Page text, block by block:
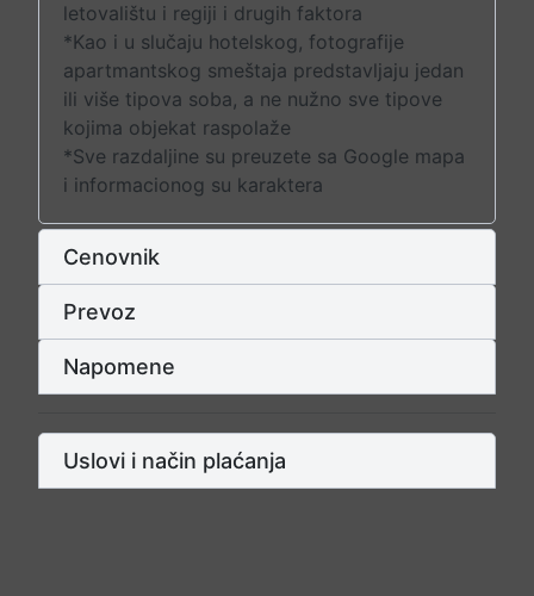
letovalištu i regiji i drugih faktora
*Kao i u slučaju hotelskog, fotografije
apartmantskog smeštaja predstavljaju jedan
ili više tipova soba, a ne nužno sve tipove
kojima objekat raspolaže
*Sve razdaljine su preuzete sa Google mapa
i informacionog su karaktera
Cenovnik
Prevoz
Napomene
Uslovi i način plaćanja